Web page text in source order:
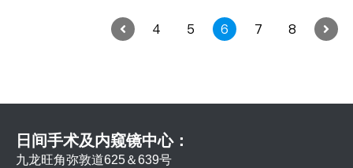
4 5 6 7 8
日间手术及内窥镜中心：
九龙旺角弥敦道625＆639号